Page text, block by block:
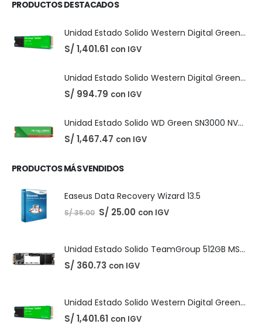
PRODUCTOS DESTACADOS
Unidad Estado Solido Western Digital Green SN350 2TB
S/1,401.61 con IGV
Unidad Estado Solido Western Digital Green 2TB
S/ 994.79 con IGV
Unidad Estado Solido WD Green SN3000 NVMe 1TB
S/ 1,467.47 con IGV
PRODUCTOS MÁS VENDIDOS
Easeus Data Recovery Wizard 13.5
S/35.00 El
precio
S/ 35.00.
S/ 25.00El
S/ 25.00.
con IGV
Unidad Estado Solido TeamGroup 512GB MS30
S/ 360.73 con IGV
Unidad Estado Solido Western Digital Green SN350 2TB
S/ 1,401.61 con IGV